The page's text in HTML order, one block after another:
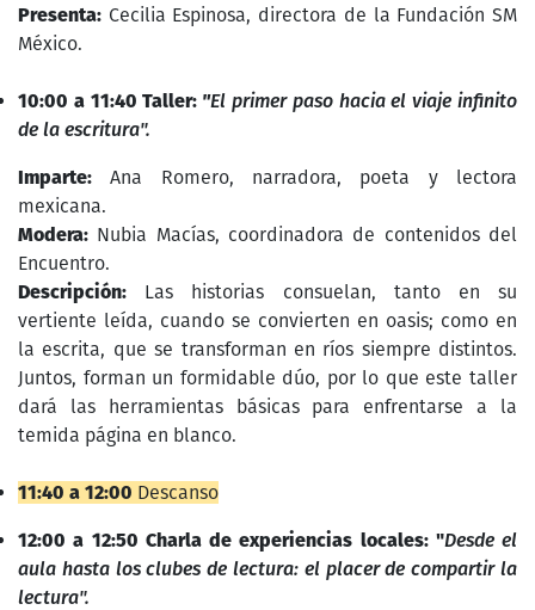
Presenta: Cecilia Espinosa, directora de la Fundación SM
México.
10:00 a 11:40 Taller: "El primer paso hacia el viaje infinito
de la escritura".
Imparte: Ana Romero, narradora, poeta y lectora
mexicana.
Modera: Nubia Macías, coordinadora de contenidos del
Encuentro.
Descripción: Las historias consuelan, tanto en su
vertiente leída, cuando se convierten en oasis; como en
la escrita, que se transforman en ríos siempre distintos.
Juntos, forman un formidable dúo, por lo que este taller
dará las herramientas básicas para enfrentarse a la
temida página en blanco.
11:40 a 12:00 Descanso
12:00 a 12:50 Charla de experiencias locales: "Desde el
aula hasta los clubes de lectura: el placer de compartir la
lectura".